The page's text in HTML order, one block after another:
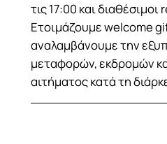
τις 17:00 και
Ετοιμάζουμε welcome
αναλαμβάνουμε την
μεταφορών, εκδρομών
αιτήματος κατά τη